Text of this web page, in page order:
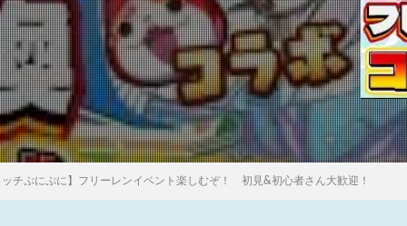
ッチぷにぷに】フリーレンイベント楽しむぞ！ 初見&初心者さん大歓迎！